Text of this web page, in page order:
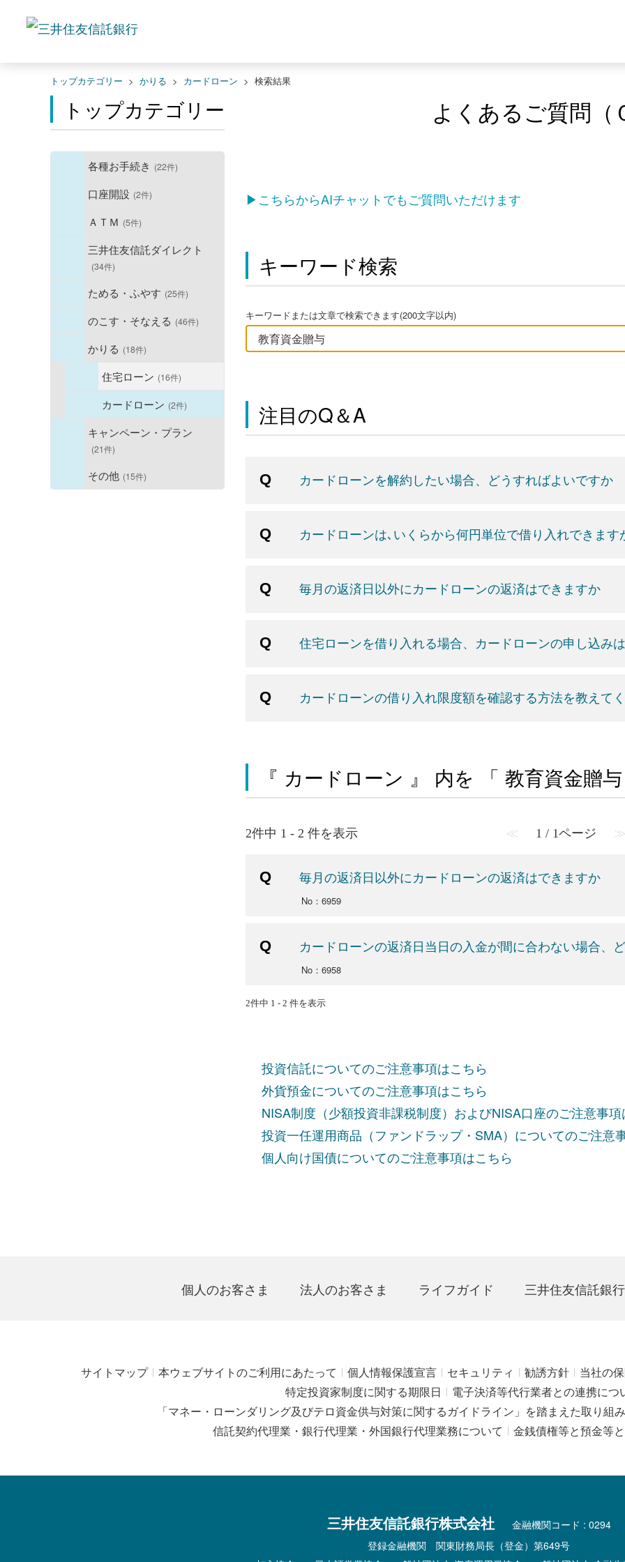
トップカテゴリー > かりる > カードローン > 検索結果
トップカテゴリー
各種お手続き (22件)
口座開設 (2件)
ＡＴＭ (5件)
三井住友信託ダイレクト
(34件)
ためる・ふやす (25件)
のこす・そなえる (46件)
かりる (18件)
住宅ローン (16件)
カードローン (2件)
キャンペーン・プラン
(21件)
その他 (15件)
よくあるご質問（
▶こちらからAIチャットでもご質問いただけます
キーワード検索
キーワードまたは文章で検索できます(200文字以内)
注目のQ＆A
カードローンを解約したい場合、どうすればよいですか
カードローンは､いくらから何円単位で借り入れできます
毎月の返済日以外にカードローンの返済はできますか
住宅ローンを借り入れる場合、カードローンの申し込み
カードローンの借り入れ限度額を確認する方法を教えて
『 カードローン 』 内を 「 教育資金贈
2件中 1 - 2 件を表示 ≪ 1 / 1ページ
毎月の返済日以外にカードローンの返済はできますか
No：6959
カードローンの返済日当日の入金が間に合わない場合、
No：6958
2件中 1 - 2 件を表示
投資信託についてのご注意事項はこちら
外貨預金についてのご注意事項はこちら
NISA制度（少額投資非課税制度）およびNISA口座のご注意事
投資一任運用商品（ファンドラップ・SMA）についてのご注意
個人向け国債についてのご注意事項はこちら
個人のお客さま 法人のお客さま ライフガイド 三井住友信託銀
サイトマップ 本ウェブサイトのご利用にあたって 個人情報保護宣言 セキュリティ 勧誘方針
当社の
特定投資家制度に関する期限日
電子決済等代行業者との連携につ
「マネー・ローンダリング及びテロ資金供与対策に関するガイドライン」を踏まえた取り組み
信託契約代理業・銀行代理業・外国銀行代理業務について
金銭債権等と預金等
三井住友信託銀行株式会社
金融機関コード : 0294
登録金融機関 関東財務局長（登金）第649号